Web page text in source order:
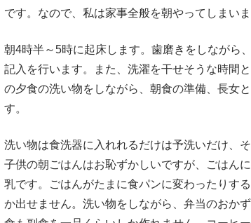
です。なので、私は家事全般を朝やってしまいま
朝4時半～5時に起床します。歯磨きをしながら
記入を行います。また、洗濯を干せそうな時間
の夕食の洗い物をしながら、朝食の準備、長女
す。
洗い物は食洗器に入れれるだけは予洗いだけ、
子供の朝ごはんはお恥ずかしいですが、ごはん
乳です。ごはんがたまに食パンに変わったりす
か出せません。洗い物をしながら、弁当のおか